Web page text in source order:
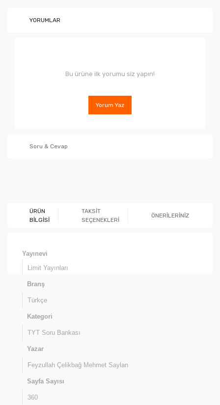
YORUMLAR
Bu ürüne ilk yorumu siz yapın!
Yorum Yaz
Soru & Cevap
ÜRÜN
BİLGİSİ
TAKSİT
SEÇENEKLERİ
ÖNERİLERİNİZ
Yayınevi
Limit Yayınları
Branş
Türkçe
Kategori
TYT Soru Bankası
Yazar
Feyzullah Çelikbağ Mehmet Saylan
Sayfa Sayısı
360